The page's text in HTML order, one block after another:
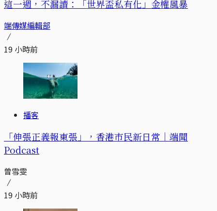
這一週，不漏讀：「世界盃私有化」金權風暴
端傳媒編輯部
19 小時前
播客
「伸張正義報東張」，香港市民新日常｜端聞
Podcast
曾雪雯
19 小時前